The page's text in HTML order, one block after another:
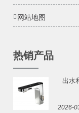
网站地图
热销产品
出水
2026-